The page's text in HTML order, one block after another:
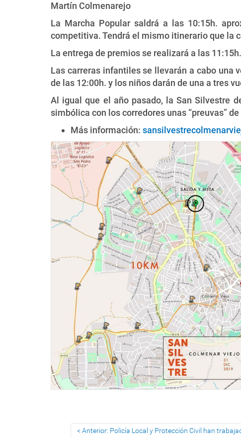
Martín Colmenarejo
La Marcha Popular saldrá a las 10:15h.
competitiva. Tendrá el mismo itinerario que la
La entrega de premios se realizará a las
Las carreras infantiles se llevarán a cabo una
de las 12:00h. y los niños darán de una a tres
Al igual que el año pasado, la San Silvestre
simbólica con los corredores unas “preuvas”
Más información:
Anterior: Policía Local y Protección Civil han